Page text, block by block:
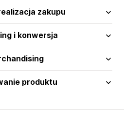
zakupu
i konwersja
produktu